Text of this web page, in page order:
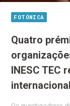
FOTÓNICA
Quatro
INESC TEC
internacional